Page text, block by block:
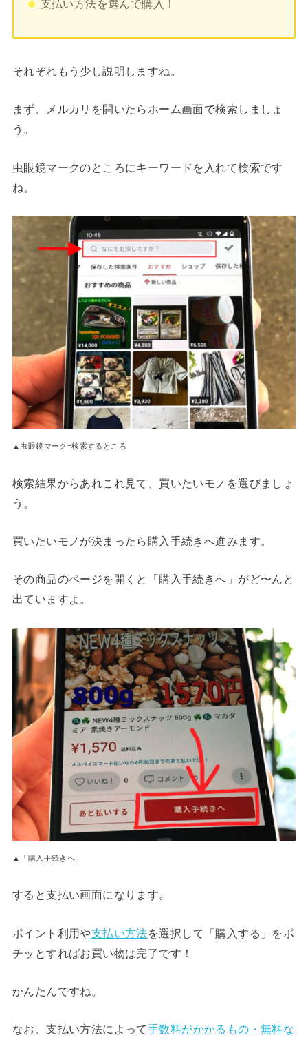
支払い方法を選んで購入！
それぞれもう少し説明しますね。
まず、メルカリを開いたらホーム画面で検索しましょ
う。
虫眼鏡マークのところにキーワードを入れて検索です
ね。
▲虫眼鏡マーク=検索するところ
検索結果からあれこれ見て、買いたいモノを選びましょ
う。
買いたいモノが決まったら購入手続きへ進みます。
その商品のページを開くと「購入手続きへ」がど〜んと
出ていますよ。
▲「購入手続きへ」
すると支払い画面になります。
ポイント利用や支払い方法を選択して「購入する」をポ
チッとすればお買い物は完了です！
かんたんですね。
なお、支払い方法によって手数料がかかるもの・無料な